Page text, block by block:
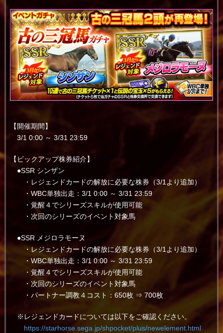
【開催期間】
3/1 0:00 ～ 3/31 23:59
【ピックアップ株券紹介】
●SSR シンザン
・レジェンドカードの解放に必要な株券（3/1より追加）
・WBC単独出走：3/1 0:00 ～ 3/31 23:59
・覚醒４でシリーズスキルが使用可能
・次回のシリーズのイベント対象馬
●SSR メジロラモーヌ
・レジェンドカードの解放に必要な株券（3/1より追加）
・WBC単独出走：3/1 0:00 ～ 3/31 23:59
・覚醒４でシリーズスキルが使用可能
・次回のシリーズのイベント対象馬
・パートナー調教４コスト：650枚 ⇒ 700枚
※レジェンドカードについては以下をご確認ください。
https://starhorse.sega.jp/shpocket/plus/newelement.html